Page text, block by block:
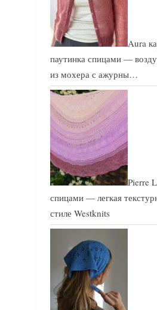
Aura
паутинка спицами —
из мохера с ажурны…
Pierre
спицами — легкая
стиле Westknits